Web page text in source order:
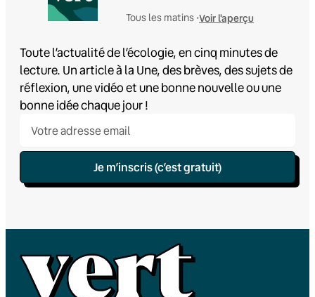
Tous les matins •Voir l'aperçu
Toute l’actualité de l’écologie, en cinq minutes de
lecture. Un article à la Une, des brèves, des sujets de
réflexion, une vidéo et une bonne nouvelle ou une
bonne idée chaque jour !
Je m’inscris (c’est gratuit)